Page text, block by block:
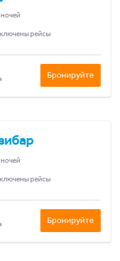
рейсы
Бронируйте
рейсы
Бронируйте